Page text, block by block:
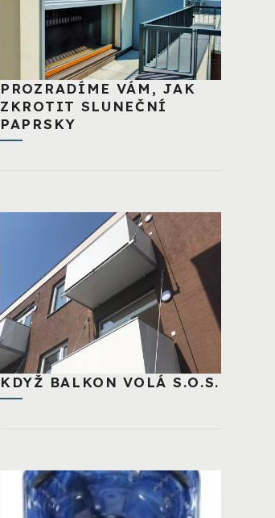
PROZRADÍME VÁM, JAK
ZKROTIT SLUNEČNÍ
PAPRSKY
KDYŽ BALKON VOLÁ S.O.S.